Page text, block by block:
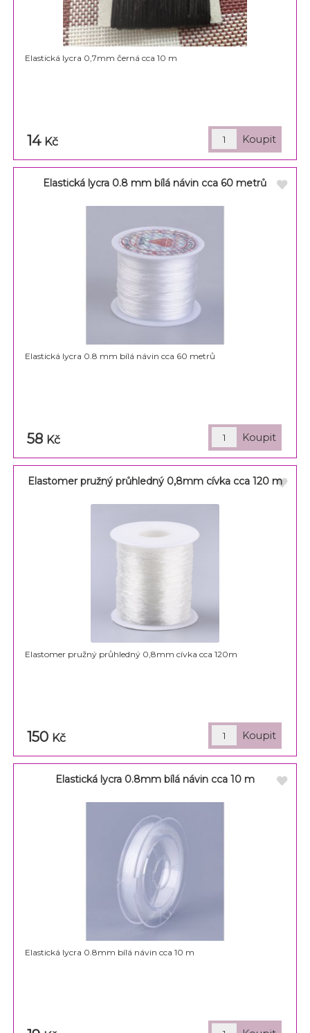
Elastická lycra 0,7mm černá cca 10 m
14 Kč
Elastická lycra 0.8 mm bílá návin cca 60 metrů
Elastická lycra 0.8 mm bílá návin cca 60 metrů
58 Kč
Elastomer pružný průhledný 0,8mm cívka cca 120 m
Elastomer pružný průhledný 0,8mm cívka cca 120m
150 Kč
Elastická lycra 0.8mm bílá návin cca 10 m
Elastická lycra 0.8mm bílá návin cca 10 m